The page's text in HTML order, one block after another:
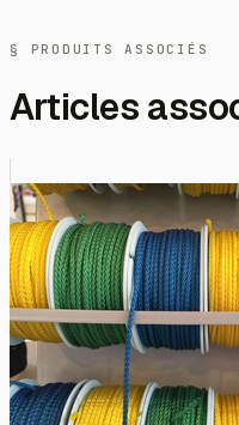
§ PRODUITS ASSOCIÉS
Articles